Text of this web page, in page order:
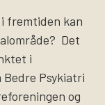
fremtiden kan
Det
i
Psykiatri
og